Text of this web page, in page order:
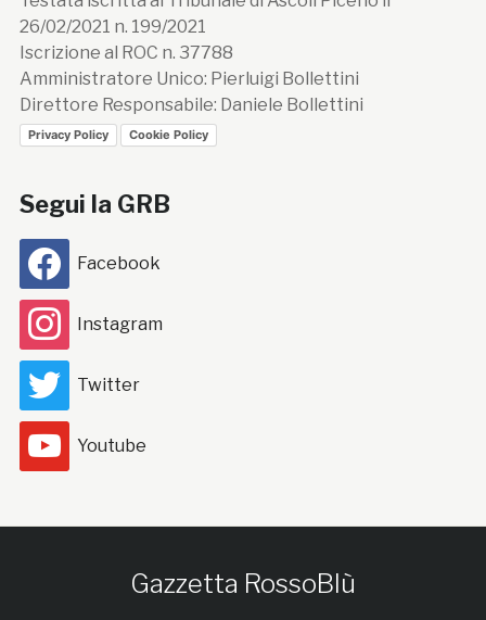
26/02/2021 n. 199/2021
Iscrizione al ROC n. 37788
Amministratore Unico: Pierluigi Bollettini
Direttore Responsabile: Daniele Bollettini
Privacy Policy Cookie Policy
Segui la GRB
Facebook
Instagram
Twitter
Youtube
Gazzetta RossoBlù